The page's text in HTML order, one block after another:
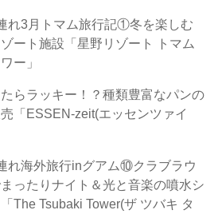
れ3月トマム旅行記①冬を楽しむ
ート施設「星野リゾート トマム
ー」
らラッキー！？種類豊富なパンの
「ESSEN-zeit(エッセンツァイ
れ海外旅行inグアム⑩クラブラウ
ったりナイト＆光と音楽の噴水シ
The Tsubaki Tower(ザ ツバキ タ